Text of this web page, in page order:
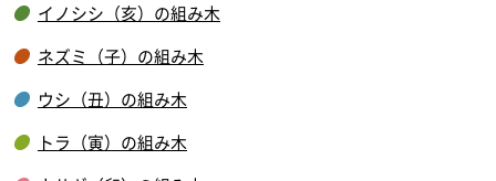
イノシシ（亥）の組み木
ネズミ（子）の組み木
ウシ（丑）の組み木
トラ（寅）の組み木